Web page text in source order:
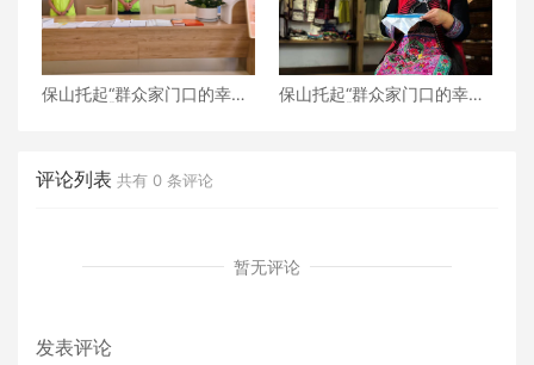
保山托起“群众家门口的幸
保山托起“群众家门口的幸
评论列表 共有 0 条评论
暂无评论
发表评论